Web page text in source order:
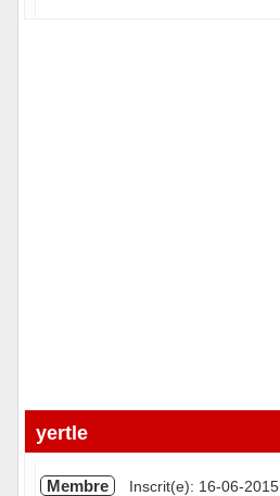
yertle
Membre Inscrit(e): 16-06-2015